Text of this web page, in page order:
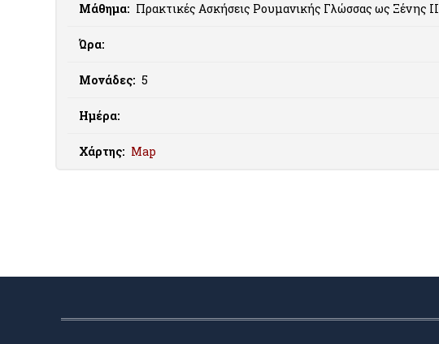
Μάθημα: Πρακτικές Ασκήσεις Ρουμανικής Γλώσσας ως Ξένης ΙΙ
Ώρα:
Μονάδες: 5
Ημέρα:
Χάρτης: Map